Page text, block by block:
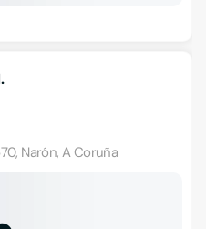
Narón, A Coruña